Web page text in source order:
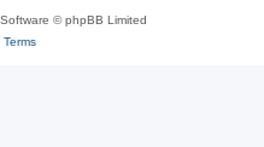
© phpBB Limited
Terms